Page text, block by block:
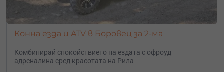
Конна езда и ATV в Боровец за 2-ма
Комбинирай спокойствието на ездата с офроуд
адреналина сред красотата на Рила